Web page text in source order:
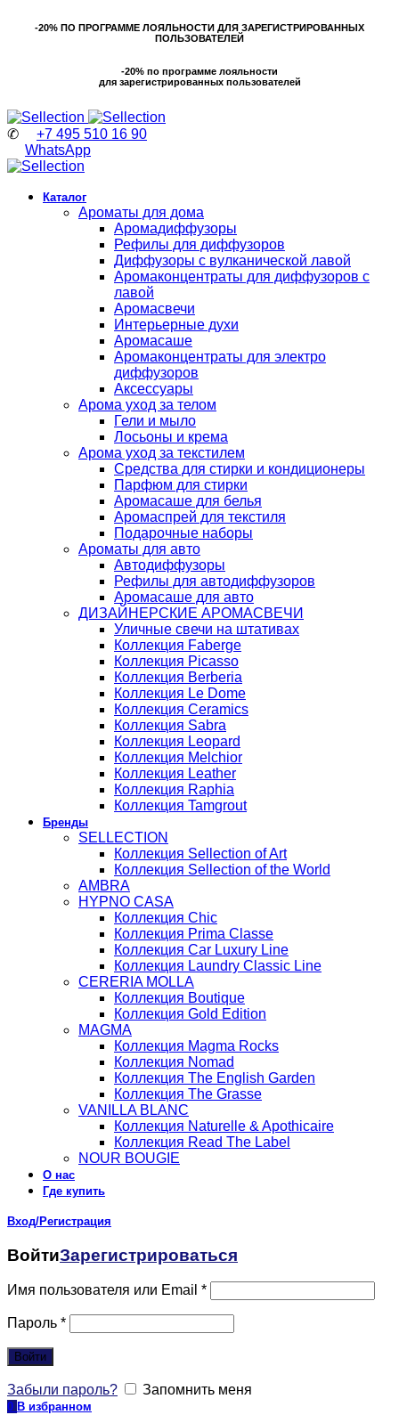
-20% ПО ПРОГРАММЕ ЛОЯЛЬНОСТИ ДЛЯ ЗАРЕГИСТРИРОВАННЫХ
ПОЛЬЗОВАТЕЛЕЙ
-20% по программе лояльности
для зарегистрированных пользователей
✆ +7 495 510 16 90
WhatsApp
Каталог
Ароматы для дома
Аромадиффузоры
Рефилы для диффузоров
Диффузоры с вулканической лавой
Аромаконцентраты для диффузоров с
лавой
Аромасвечи
Интерьерные духи
Аромасаше
Аромаконцентраты для электро
диффузоров
Аксессуары
Арома уход за телом
Гели и мыло
Лосьоны и крема
Арома уход за текстилем
Средства для стирки и кондиционеры
Парфюм для стирки
Аромасаше для белья
Аромаспрей для текстиля
Подарочные наборы
Ароматы для авто
Автодиффузоры
Рефилы для автодиффузоров
Аромасаше для авто
ДИЗАЙНЕРСКИЕ АРОМАСВЕЧИ
Уличные свечи на штативах
Коллекция Faberge
Коллекция Picasso
Коллекция Berberia
Коллекция Le Dome
Коллекция Ceramics
Коллекция Sabra
Коллекция Leopard
Коллекция Melchior
Коллекция Leather
Коллекция Raphia
Коллекция Tamgrout
Бренды
SELLECTION
Коллекция Sellection of Art
Коллекция Sellection of the World
AMBRA
HYPNO CASA
Коллекция Chic
Коллекция Prima Classe
Коллекция Car Luxury Line
Коллекция Laundry Classic Line
CERERIA MOLLA
Коллекция Boutique
Коллекция Gold Edition
MAGMA
Коллекция Magma Rocks
Коллекция Nomad
Коллекция The English Garden
Коллекция The Grasse
VANILLA BLANC
Коллекция Naturelle & Apothicaire
Коллекция Read The Label
NOUR BOUGIE
О нас
Где купить
Вход/Регистрация
ВойтиЗарегистрироваться
Имя пользователя или Email *
Пароль *
Войти
Забыли пароль? Запомнить меня
0 В избранном